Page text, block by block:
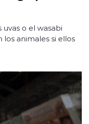
o el wasabi
animales si ellos